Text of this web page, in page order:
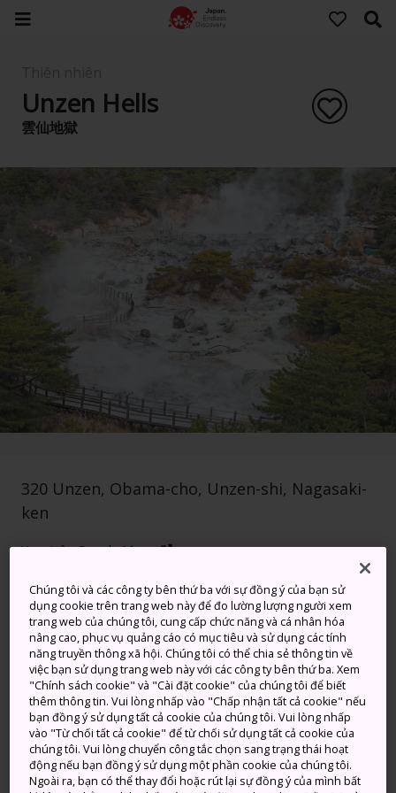
Unzen Hells
雲仙地獄
320 Unzen, Obama-cho, Unzen-shi, Nagasaki-
ken
Xem trên Google Maps
Nhận Thông tin Quá cảnh
TỪ KHÓA BẢN ĐỒ
Đi dạo qua Unzen chẳng khác
gì địa ngục
Chỉ cáchThành phố Nagasaki
một tiếng rưỡi lái xe,
Chúng tôi và các công ty bên thứ ba với sự đồng ý của bạn sử
dụng cookie trên trang web này để đo lường lượng người xem
trang web của chúng tôi, cung cấp chức năng và cá nhân hóa
nâng cao, phục vụ quảng cáo có mục tiêu và sử dụng các tính
năng truyền thông xã hội. Chúng tôi có thể chia sẻ thông tin về
việc bạn sử dụng trang web này với các công ty bên thứ ba. Xem
"Chính sách cookie" và "Cài đặt cookie" của chúng tôi để biết
thêm thông tin. Vui lòng nhấp vào "Chấp nhận tất cả cookie" nếu
bạn đồng ý sử dụng tất cả cookie của chúng tôi. Vui lòng nhấp
vào "Từ chối tất cả cookie" để từ chối sử dụng tất cả cookie của
chúng tôi. Vui lòng chuyển công tắc chọn sang trạng thái hoạt
động nếu bạn đồng ý sử dụng một phần cookie của chúng tôi.
Ngoài ra, bạn có thể thay đổi hoặc rút lại sự đồng ý của mình bất